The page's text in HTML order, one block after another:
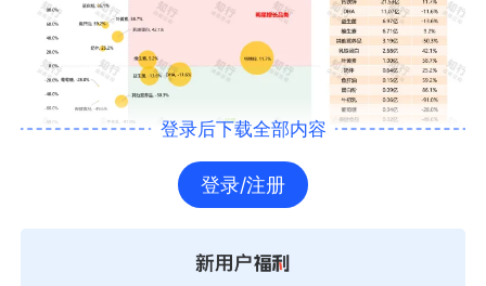
登录后下载全部内容
登录/注册